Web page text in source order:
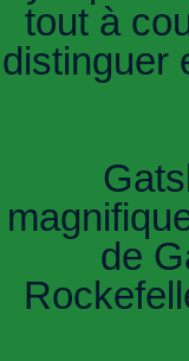
tout à
distinguer
de